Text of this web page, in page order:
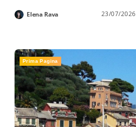
Elena Rava 23/07/2026
Prima Pagina